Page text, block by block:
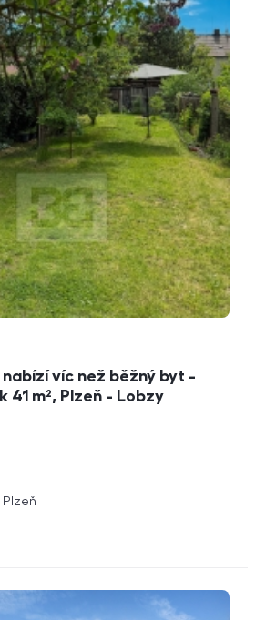
víc než běžný byt -
41 m², Plzeň - Lobzy
Plzeň